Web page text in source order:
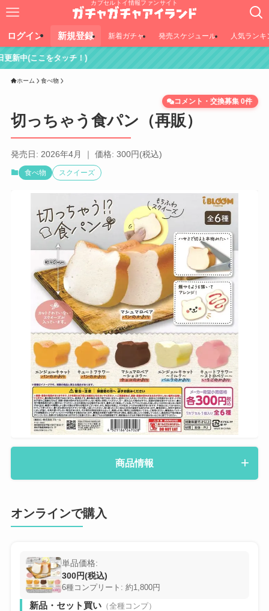
カプセルトイ情報ファンサイト
ログイン 新規登録 新着ガチャ 発売スケジュール 人気ランキ
チ！)
ホーム 食べ物
切っちゃう食パン（再販）
コメント・交換募集 0件
発売日: 2026年4月 ｜ 価格: 300円(税込)
食べ物 スクイーズ
商品情報
オンラインで購入
単品価格:
300円(税込)
6種コンプリート: 約1,800円
新品・セット買い（全種コンプ）